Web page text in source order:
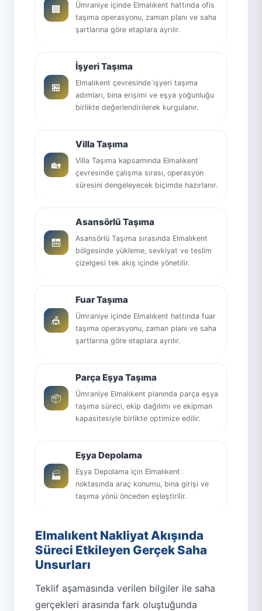
🏢
Ümraniye içinde Elmalıkent hattında ofis
taşıma operasyonu, zaman planı ve saha
şartlarına göre etaplara ayrılır.
🏪
İşyeri Taşıma
Elmalıkent çevresinde i̇şyeri taşıma
adımları, bina erişimi ve eşya yoğunluğu
birlikte değerlendirilerek kurgulanır.
🏡
Villa Taşıma
Villa Taşıma kapsamında Elmalıkent
çevresinde çalışma sırası, operasyon
süresini dengeleyecek biçimde hazırlanır.
🛗
Asansörlü Taşıma
Asansörlü Taşıma sırasında Elmalıkent
bölgesinde yükleme, sevkiyat ve teslim
çizelgesi tek akış içinde yönetilir.
🎪
Fuar Taşıma
Ümraniye içinde Elmalıkent hattında fuar
taşıma operasyonu, zaman planı ve saha
şartlarına göre etaplara ayrılır.
📦
Parça Eşya Taşıma
Ümraniye Elmalıkent planında parça eşya
taşıma süreci, ekip dağılımı ve ekipman
kapasitesiyle birlikte optimize edilir.
🏭
Eşya Depolama
Eşya Depolama için Elmalıkent
noktasında araç konumu, bina girişi ve
taşıma yönü önceden eşleştirilir.
Elmalıkent Nakliyat Akışında
Süreci Etkileyen Gerçek Saha
Unsurları
Teklif aşamasında verilen bilgiler ile saha
gerçekleri arasında fark oluştuğunda